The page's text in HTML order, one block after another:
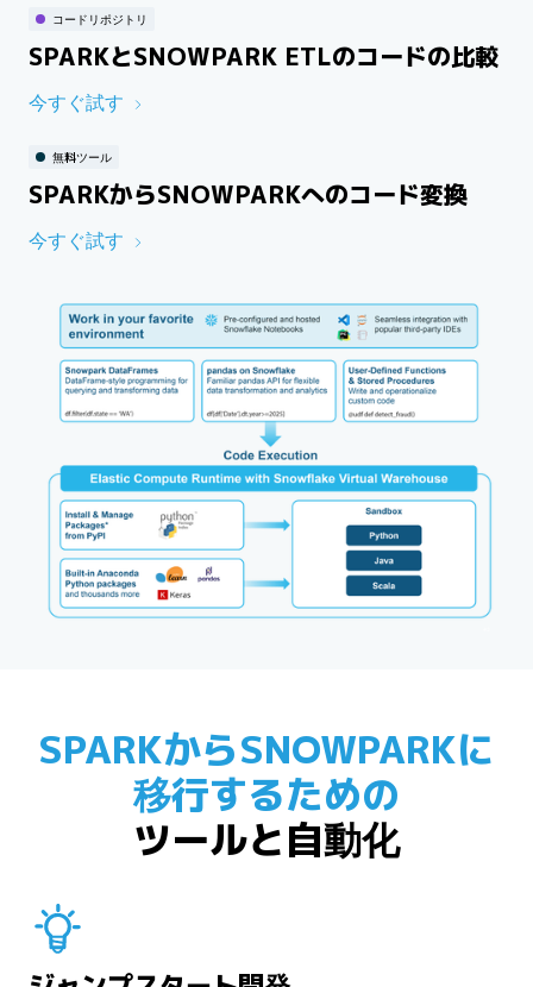
コードリポジトリ
SPARKとSNOWPARK ETLのコードの比較
今すぐ試す
無料ツール
SPARKからSNOWPARKへのコード変換
今すぐ試す
SPARKからSNOWPARKに
移行するための
ツールと自動化